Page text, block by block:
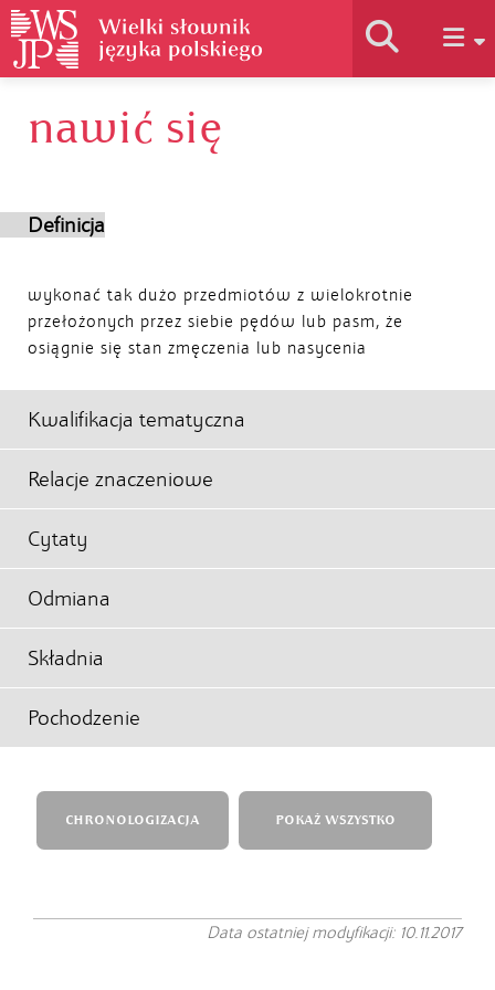
Historia słownika
Autorzy
nawić się
Definicja
wykonać tak dużo przedmiotów z wielokrotnie
przełożonych przez siebie pędów lub pasm, że
osiągnie się stan zmęczenia lub nasycenia
Kwalifikacja tematyczna
Relacje znaczeniowe
Cytaty
Odmiana
Składnia
Pochodzenie
CHRONOLOGIZACJA POKAŻ WSZYSTKO
Data ostatniej modyfikacji: 10.11.2017